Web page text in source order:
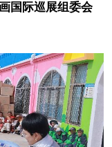
国际巡展组委会